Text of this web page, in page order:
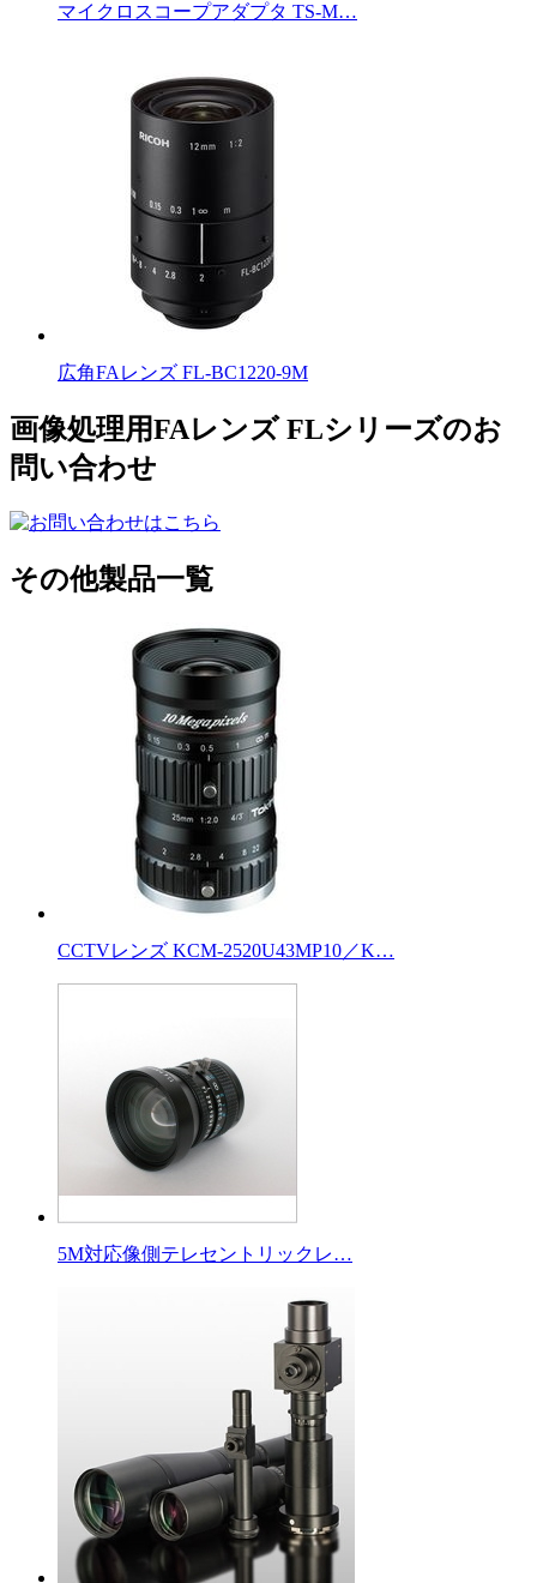
マイクロスコープアダプタ TS-M…
広角FAレンズ FL-BC1220-9M
画像処理用FAレンズ FLシリーズのお
問い合わせ
その他製品一覧
CCTVレンズ KCM-2520U43MP10／K…
5M対応像側テレセントリックレ…